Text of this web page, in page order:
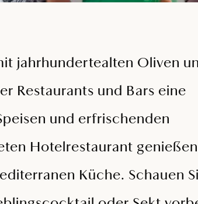
jahrhundertealten Oliven
Restaurants und Bars eine
und erfrischenden
Hotelrestaurant genießen
Küche. Schauen